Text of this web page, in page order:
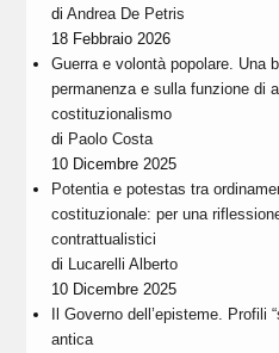
diAndrea De Petris
18 Febbraio 2026
Guerra e volontà popolare. Una
permanenza e sulla funzione di
costituzionalismo
di Paolo Costa
10 Dicembre 2025
Potentia e potestas tra
costituzionale: per una
contrattualistici
di Lucarelli Alberto
10 Dicembre 2025
Il Governo dell’episteme. Profili
antica